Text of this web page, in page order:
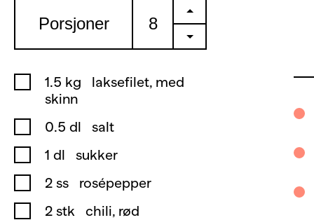
Porsjoner
1.5 kg
laksefilet, med
skinn
0.5 dl
salt
1 dl
sukker
2 ss
rosépepper
2 stk chili, rød